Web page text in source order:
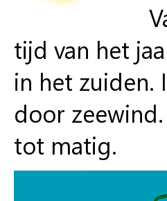
tijd van het
in het zuiden.
door
tot matig.